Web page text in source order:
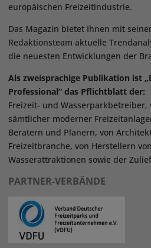
europäischen Freizeitindustrie.
Das Magazin bietet Ihnen mit
Redaktionsteam aktuelle
die neuesten Entwicklungen der
Als zweisprachige Publikation ist
Professional“ das Pflichtblatt der:
Freizeit- und
sämtlicher moderner
Beratern und Planern, von
Freizeitbranche, von Herstellern
Wasserattraktionen sowie der
PARTNER-VERBÄNDE